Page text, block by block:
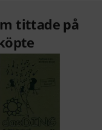
tittade på